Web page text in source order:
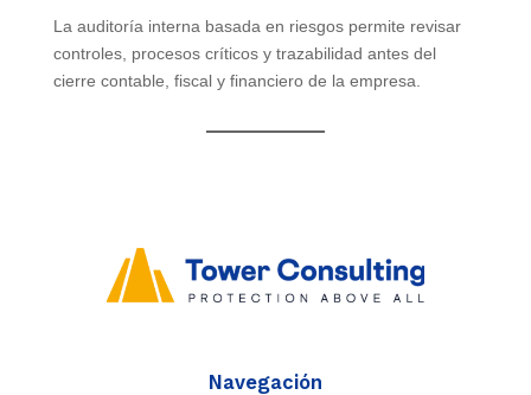
La auditoría interna basada en riesgos permite revisar
controles, procesos críticos y trazabilidad antes del
cierre contable, fiscal y financiero de la empresa.
Navegación